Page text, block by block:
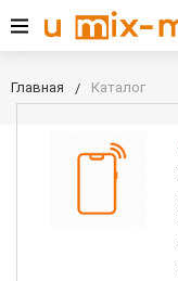
Главная Каталог